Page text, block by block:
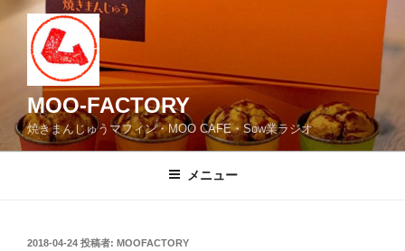
MOO-FACTORY
焼きまんじゅうマフィン・MOO CAFE・Sow業ラジオ
メニュー
投
2018-04-24 投稿者: MOOFACTORY